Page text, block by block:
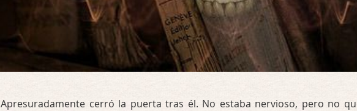
Apresuradamente cerró la puerta tras él. No estaba nervioso, pero no